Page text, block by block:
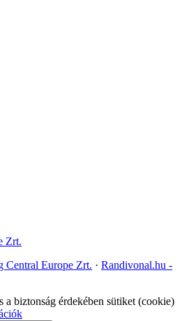
Zrt.
Central Europe Zrt. · Randivonal.hu -
a biztonság érdekében sütiket (cookie)